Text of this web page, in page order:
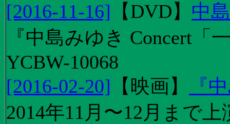
[2016-11-16] 【DVD】 中
『中島みゆき Concert
YCBW-10068
[2016-02-20] 【 映画】
『
2014年11月〜12月まで